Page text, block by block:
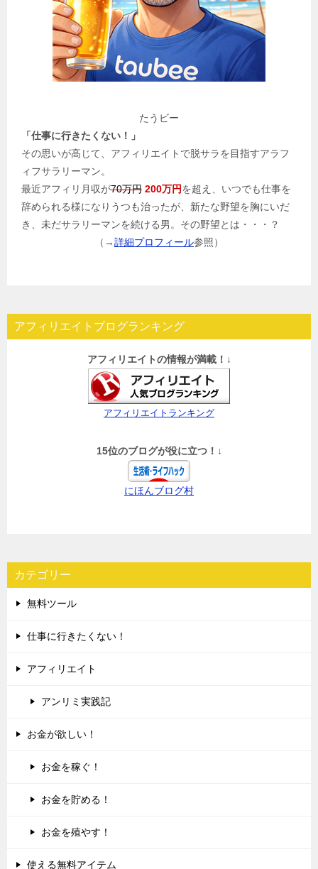
たうビー
「仕事に行きたくない！」
その思いが高じて、アフィリエイトで脱サラを目指すアラフ
ィフサラリーマン。
最近アフィリ月収が70万円 200万円を超え、いつでも仕事を
辞められる様になりうつも治ったが、新たな野望を胸にいだ
き、未だサラリーマンを続ける男。その野望とは・・・？
（→詳細プロフィール参照）
アフィリエイトブログランキング
アフィリエイトの情報が満載！↓
アフィリエイトランキング
15位のブログが役に立つ！↓
にほんブログ村
カテゴリー
無料ツール
仕事に行きたくない！
アフィリエイト
アンリミ実践記
お金が欲しい！
お金を稼ぐ！
お金を貯める！
お金を殖やす！
使える無料アイテム